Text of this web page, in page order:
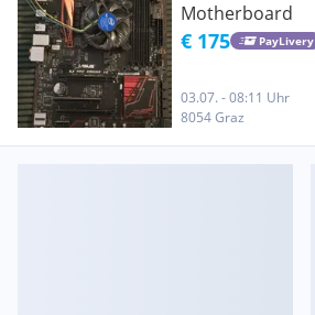
Motherboard
€ 175 PayLivery
03.07. - 08:11 Uhr
8054 Graz